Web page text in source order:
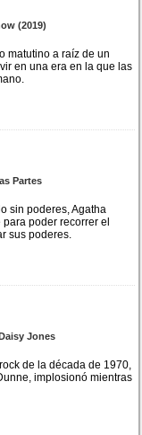
(2019)
matutino a raíz de un
en una era en la que las
Partes
sin poderes, Agatha
poder recorrer el
sus poderes.
Jones
de la década de 1970,
implosionó mientras